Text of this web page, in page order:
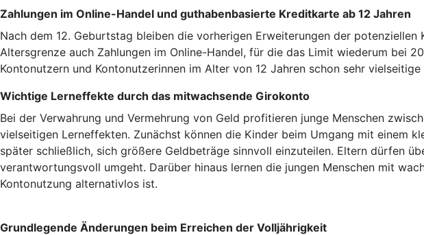
Zahlungen im Online-Handel und guthabenbasierte Kreditkarte ab 12 Jahren
Nach dem 12. Geburtstag bleiben die vorherigen Erweiterungen der
Altersgrenze auch Zahlungen im Online-Handel, für die das Limit wiederum bei
Kontonutzern und Kontonutzerinnen im Alter von 12 Jahren schon sehr
Wichtige Lerneffekte durch das mitwachsende Girokonto
Bei der Verwahrung und Vermehrung von Geld profitieren junge Menschen
vielseitigen Lerneffekten. Zunächst können die Kinder beim Umgang mit einem
später schließlich, sich größere Geldbeträge sinnvoll einzuteilen. Eltern dürfen
verantwortungsvoll umgeht. Darüber hinaus lernen die jungen Menschen mit
Kontonutzung alternativlos ist.
Grundlegende Änderungen beim Erreichen der Volljährigkeit